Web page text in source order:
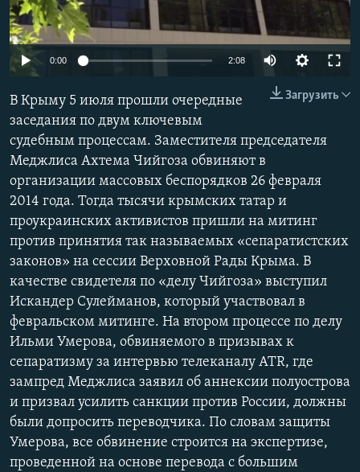
ПОБЕДИТЕЛЕЙ НЕ СУДЯТ?
КРЫМ.НЕПОКОРЕННЫЙ
ELIFBE
УКРАИНСКАЯ ПРОБЛЕМА КРЫМА
ПРИСОЕДИНЯЙТЕСЬ!
Все сайты RFE/RL
0:00 2:08
Загрузить
В Крыму 5 июля прошли очередные
заседания по двум ключевым
судебным процессам. Заместителя председателя
Меджлиса Ахтема Чийгоза обвиняют в
организации массовых беспорядков 26 февраля
2014 года. Тогда тысячи крымских татар и
проукраинских активистов пришли на митинг
против принятия так называемых «сепаратистских
законов» на сессии Верховной Рады Крыма. В
качестве свидетеля по «делу Чийгоза» выступил
Искандер Сулейманов, который участвовал в
февральском митинге. На втором процессе по делу
Ильми Умерова, обвиняемого в призывах к
сепаратизму за интервью телеканалу ATR, где
зампред Меджлиса заявил об аннексии полуострова
и призвал усилить санкции против России, должны
были допросить переводчика. По словам защиты
Умерова, все обвинение строится на экспертизе,
проведенной на основе перевода с большим